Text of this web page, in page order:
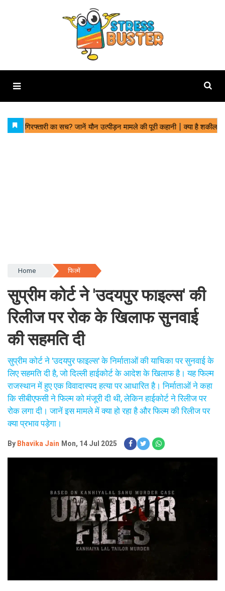
Home फिल्में
सुप्रीम कोर्ट ने 'उदयपुर फाइल्स' की
रिलीज पर रोक के खिलाफ सुनवाई
की सहमति दी
सुप्रीम कोर्ट ने 'उदयपुर फाइल्स' के निर्माताओं की याचिका पर सुनवाई के
लिए सहमति दी है, जो दिल्ली हाईकोर्ट के आदेश के खिलाफ है। यह फिल्म
राजस्थान में हुए एक विवादास्पद हत्या पर आधारित है। निर्माताओं ने कहा
कि सीबीएफसी ने फिल्म को मंजूरी दी थी, लेकिन हाईकोर्ट ने रिलीज पर
रोक लगा दी। जानें इस मामले में क्या हो रहा है और फिल्म की रिलीज पर
क्या प्रभाव पड़ेगा।
By Bhavika Jain Mon, 14 Jul 2025